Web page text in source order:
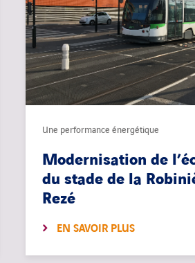
Une performance énergétique
Modernisation de
du stade de la
Rezé
EN SAVOIR PLUS